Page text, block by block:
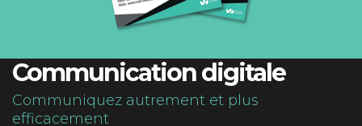
Communication digitale
Communiquez autrement et plus
efficacement